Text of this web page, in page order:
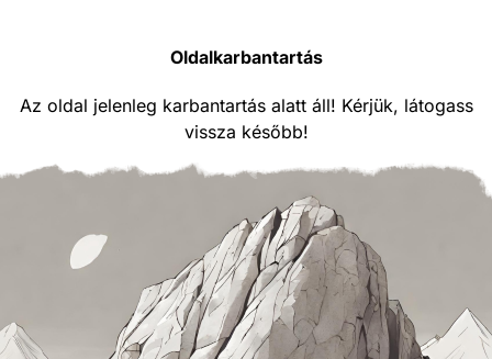
Oldalkarbantartás
Az oldal jelenleg karbantartás alatt áll! Kérjük, látogass
vissza később!